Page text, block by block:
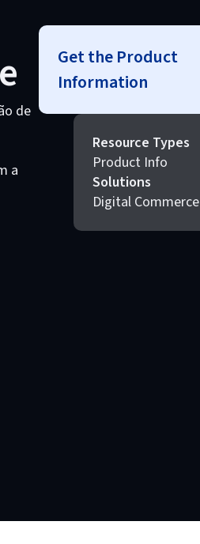
de
a
Get the Product
Information
Resource Types
Product Info
Solutions
Digital Commerce